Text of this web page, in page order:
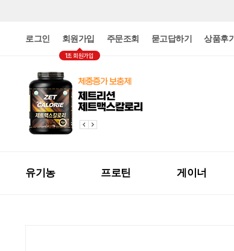
로그인 회원가입
1초 회원가입
주문조회 묻고답하기 상품후기
유기농 프로틴 게이너